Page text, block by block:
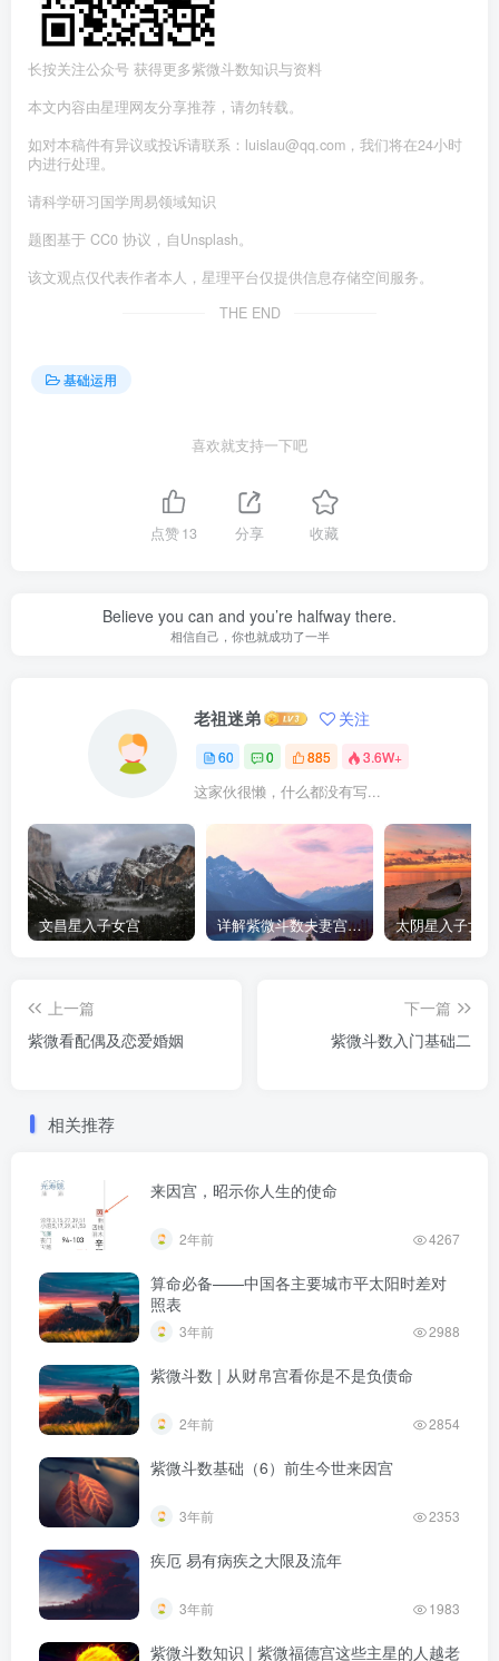
长按关注公众号 获得更多紫微斗数知识与资料
本文内容由星理网友分享推荐，请勿转载。
如对本稿件有异议或投诉请联系：luislau@qq.com，我们将在24小时
内进行处理。
请科学研习国学周易领域知识
题图基于 CC0 协议，自Unsplash。
该文观点仅代表作者本人，星理平台仅提供信息存储空间服务。
THE END
基础运用
喜欢就支持一下吧
点赞13 分享 收藏
Believe you can and you’re halfway there.
相信自己，你也就成功了一半
老祖迷弟 关注
60 0 885 3.6W+
这家伙很懒，什么都没有写...
文昌星入子女宫 详解紫微斗数夫妻宫星曜
上一篇
紫微看配偶及恋爱婚姻
下一篇
紫微斗数入门基础二
相关推荐
来因宫，昭示你人生的使命
2年前 4267
算命必备——中国各主要城市平太阳时差对
照表
3年前 2988
紫微斗数 | 从财帛宫看你是不是负债命
2年前 2854
紫微斗数基础（6）前生今世来因宫
3年前 2353
疾厄 易有病疾之大限及流年
3年前 1983
紫微斗数知识 | 紫微福德宫这些主星的人越老